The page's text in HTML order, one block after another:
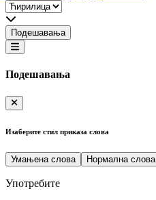
Подешавања
Подешавања
Изаберите стил приказа слова
Умањена слова Нормална слова
Употребите